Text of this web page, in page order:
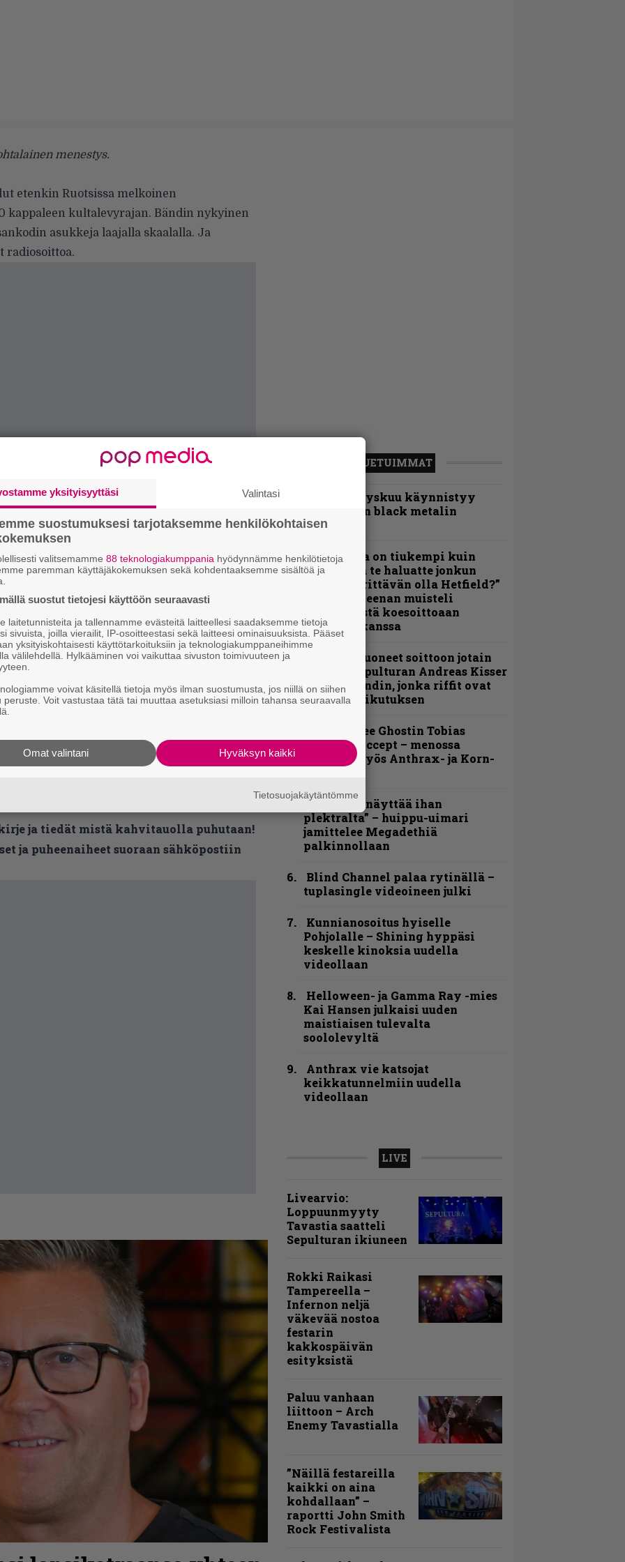
menestys.
etenkin Ruotsissa melkoinen
kappaleen kultalevyrajan. Bändin nykyinen
asukkeja laajalla skaalalla. Ja
radiosoittoa.
jolla bändi mellastaa avaruudessa. Katso
ja tiedät mistä kahvitauolla puhutaan!
ja puheenaiheet suoraan sähköpostiin
LUETUIMMAT
Espoon syyskuu käynnistyy
kotimaisen black metalin
merkeissä
”Metallica on tiukempi kuin
koskaan ja te haluatte jonkun
nulikan yrittävän olla Hetfield?”
– Pepper Keenan muisteli
ensimmäistä koesoittoaan
hevijätin kanssa
”He ovat tuoneet soittoon jotain
uutta” – Sepulturan Andreas Kisser
nimeää bändin, jonka riffit ovat
tehneet vaikutuksen
Näin lähtee Ghostin Tobias
Forgelta Accept – menossa
mukana myös Anthrax- ja Korn-
”Mitalini näyttää ihan
plektralta” – huippu-uimari
jamittelee Megadethiä
palkinnollaan
Blind Channel palaa rytinällä –
tuplasingle videoineen julki
Kunnianosoitus hyiselle
Pohjolalle – Shining hyppäsi
keskelle kinoksia uudella
videollaan
Helloween- ja Gamma Ray -mies
Kai Hansen julkaisi uuden
maistiaisen tulevalta
soololevyltä
Anthrax vie katsojat
keikkatunnelmiin uudella
videollaan
LIVE
Livearvio:
Loppuunmyyty
Tavastia saatteli
Sepulturan ikiuneen
Rokki Raikasi
Tampereella –
Infernon neljä
väkevää nostoa
festarin
kakkospäivän
esityksistä
Paluu vanhaan
liittoon – Arch
Enemy Tavastialla
”Näillä festareilla
kaikki on aina
kohdallaan” –
raportti John Smith
Rock Festivalista
yksityisyyttäsi Valintasi
suostumuksesi tarjotaksemme henkilökohtaisen
valitsemamme 88 teknologiakumppania hyödynnämme henkilötietoja
paremman käyttäjäkokemuksen sekä kohdentaaksemme sisältöä ja
suostut tietojesi käyttöön seuraavasti
laitetunnisteita ja tallennamme evästeitä laitteellesi saadaksemme tietoja
sivuista, joilla vierailit, IP-osoitteestasi sekä laitteesi ominaisuuksista. Pääset
yksityiskohtaisesti käyttötarkoituksiin ja teknologiakumppaneihimme
välilehdellä. Hylkääminen voi vaikuttaa sivuston toimivuuteen ja
voivat käsitellä tietoja myös ilman suostumusta, jos niillä on siihen
peruste. Voit vastustaa tätä tai muuttaa asetuksiasi milloin tahansa seuraavalla
Hyväksyn kaikki
Omat valintani
Tietosuojakäytäntömme